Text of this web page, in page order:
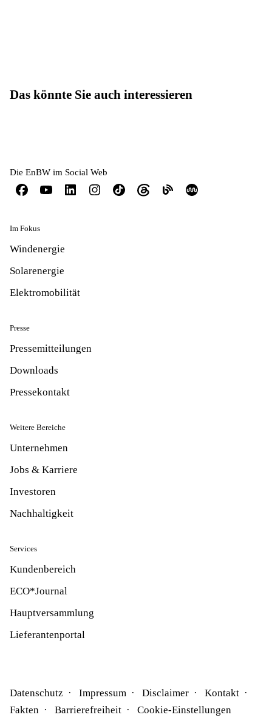
Das könnte Sie auch interessieren
Die EnBW im Social Web
Im Fokus
Windenergie
Solarenergie
Elektromobilität
Presse
Pressemitteilungen
Downloads
Pressekontakt
Weitere Bereiche
Unternehmen
Jobs & Karriere
Investoren
Nachhaltigkeit
Services
Kundenbereich
ECO*Journal
Hauptversammlung
Lieferantenportal
Datenschutz Impressum Disclaimer
Kontakt
Fakten
Barrierefreiheit Cookie-Einstellungen